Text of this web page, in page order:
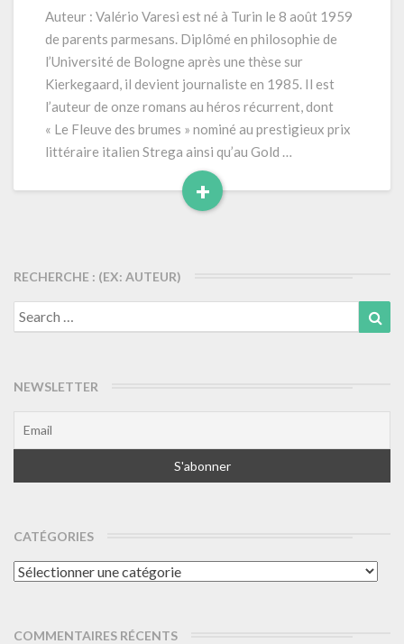
du
(2021)
Auteur : Valério Varesi est né à Turin le 8 août 1959
de parents parmesans. Diplômé en philosophie de
l’Université de Bologne après une thèse sur
Kierkegaard, il devient journaliste en 1985. Il est
l’auteur de onze romans au héros récurrent, dont
« Le Fleuve des brumes » nominé au prestigieux prix
littéraire italien Strega ainsi qu’au Gold …
+
Read
RECHERCHE : (EX: AUTEUR)
Search
for:
NEWSLETTER
CATÉGORIES
Catégories
COMMENTAIRES RÉCENTS